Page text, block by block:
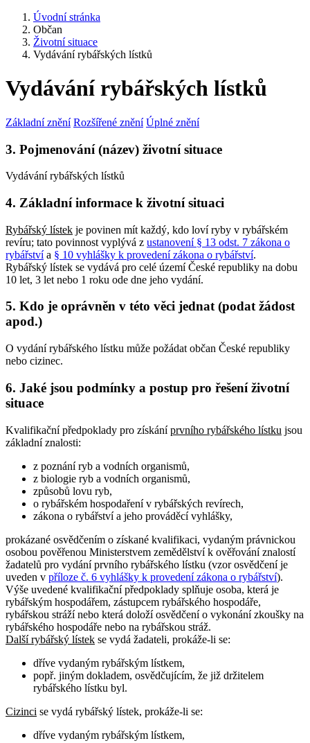
Úvodní stránka
Občan
Životní situace
Vydávání rybářských lístků
Vydávání rybářských lístků
Základní znění Rozšířené znění Úplné znění
3. Pojmenování (název) životní situace
Vydávání rybářských lístků
4. Základní informace k životní situaci
Rybářský lístek je povinen mít každý, kdo loví ryby v rybářském
revíru; tato povinnost vyplývá z ustanovení § 13 odst. 7 zákona o
rybářstvía § 10 vyhlášky k provedení zákona o rybářství.
Rybářský lístek se vydává pro celé území České republiky na dobu
10 let, 3 let nebo 1 roku ode dne jeho vydání.
5. Kdo je oprávněn v této věci jednat (podat žádost
apod.)
O vydání rybářského lístku může požádat občan České republiky
nebo cizinec.
6. Jaké jsou podmínky a postup pro řešení životní
situace
Kvalifikační předpoklady pro získáníprvního rybářského lístku jsou
základní znalosti:
z poznání ryb a vodních organismů,
z biologie ryb a vodních organismů,
způsobů lovu ryb,
o rybářském hospodaření v rybářských revírech,
zákona o rybářství a jeho prováděcí vyhlášky,
prokázané osvědčením o získané kvalifikaci, vydaným právnickou
osobou pověřenou Ministerstvem zemědělství k ověřování znalostí
žadatelů pro vydání prvního rybářského lístku (vzor osvědčení je
uveden v příloze č. 6 vyhlášky k provedení zákona o rybářství).
Výše uvedené kvalifikační předpoklady splňuje osoba, která je
rybářským hospodářem, zástupcem rybářského hospodáře,
rybářskou stráží nebo která doloží osvědčení o vykonání zkoušky na
rybářského hospodáře nebo na rybářskou stráž.
Další rybářský lístek se vydá žadateli, prokáže-li se:
dříve vydaným rybářským lístkem,
popř. jiným dokladem, osvědčujícím, že již držitelem
rybářského lístku byl.
Cizinci se vydá rybářský lístek, prokáže-li se:
dříve vydaným rybářským lístkem,